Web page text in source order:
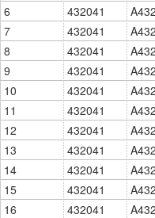
6
432041
7
432041
8
432041
9
432041
10
432041
11
432041
12
432041
13
432041
14
432041
15
432041
16
432041